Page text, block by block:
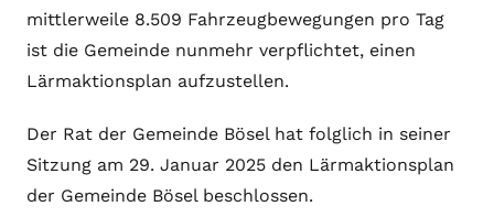
mittlerweile 8.509 Fahrzeugbewegungen pro Tag
ist die Gemeinde nunmehr verpflichtet, einen
Lärmaktionsplan aufzustellen.
Der Rat der Gemeinde Bösel hat folglich in seiner
Sitzung am 29. Januar 2025 den Lärmaktionsplan
der Gemeinde Bösel beschlossen.